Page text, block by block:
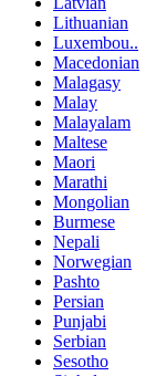
Lithuanian
Luxembou..
Macedonian
Malagasy
Malay
Malayalam
Maltese
Maori
Marathi
Mongolian
Burmese
Nepali
Norwegian
Pashto
Persian
Punjabi
Serbian
Sesotho